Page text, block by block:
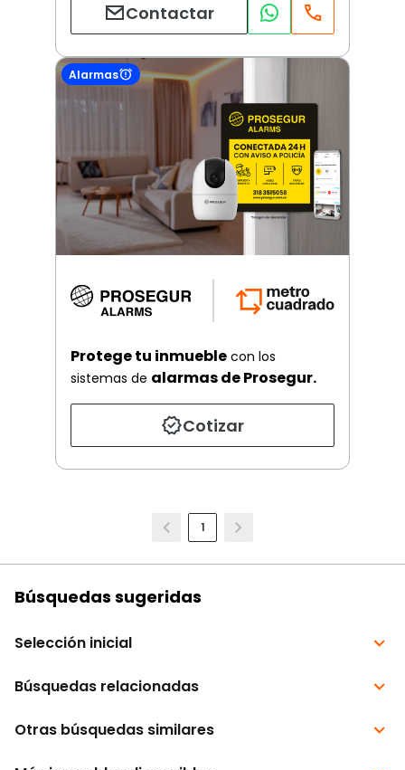
Contactar
Alarmas
Protege tu inmueble con los
sistemas de alarmas de Prosegur.
Cotizar
1